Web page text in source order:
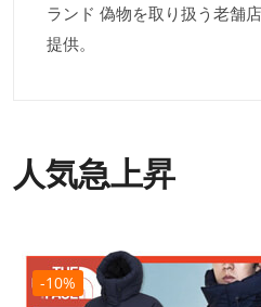
ランド 偽物を取り扱う老舗
提供。
人気急上昇
-10%